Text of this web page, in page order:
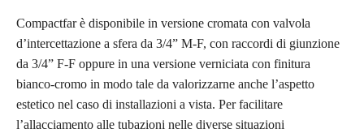
Compactfar è disponibile in versione cromata con valvola
d’intercettazione a sfera da 3/4” M-F, con raccordi di giunzione
da 3/4” F-F oppure in una versione verniciata con finitura
bianco-cromo in modo tale da valorizzarne anche l’aspetto
estetico nel caso di installazioni a vista. Per facilitare
l’allacciamento alle tubazioni nelle diverse situazioni